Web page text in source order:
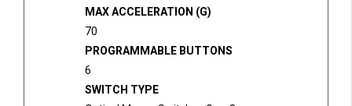
MAX ACCELERATION (G)
70
PROGRAMMABLE BUTTONS
6
SWITCH TYPE